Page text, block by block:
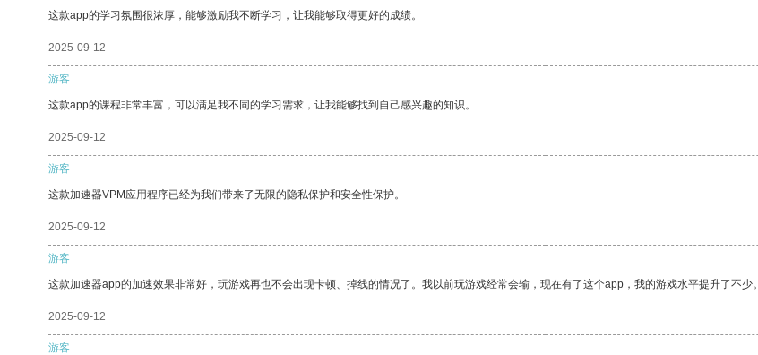
这款app的学习氛围很浓厚，能够激励我不断学习，让我能够取得更好的成绩。
2025-09-12
游客
这款app的课程非常丰富，可以满足我不同的学习需求，让我能够找到自己感兴趣的知识。
2025-09-12
游客
这款加速器VPM应用程序已经为我们带来了无限的隐私保护和安全性保护。
2025-09-12
游客
这款加速器app的加速效果非常好，玩游戏再也不会出现卡顿、掉线的情况了。我以前玩游戏经常会输，现在有了这个app，我的游戏水平提升了不少。
2025-09-12
游客